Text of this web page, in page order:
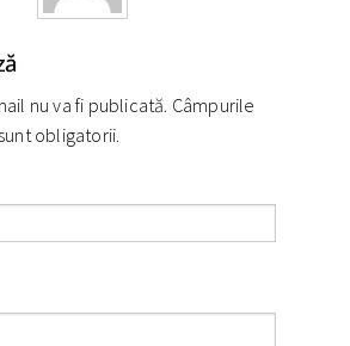
nu va fi publicată. Câmpurile
obligatorii.